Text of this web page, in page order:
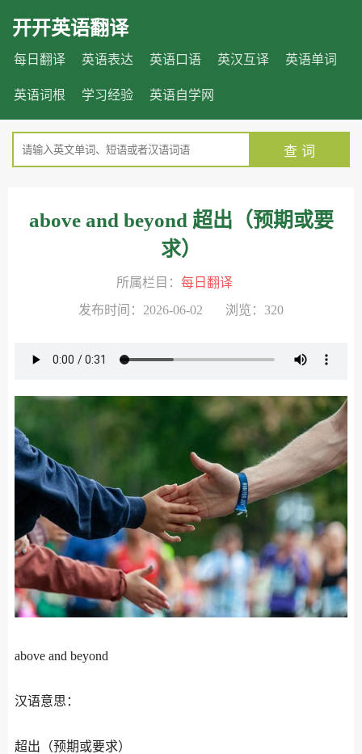
开开英语翻译
每日翻译 英语表达 英语口语 英汉互译 英语单词
英语词根 学习经验 英语自学网
查 词
above and beyond 超出（预期或要
求）
所属栏目： 每日翻译
发布时间：2026-06-02 浏览：320
above and beyond
汉语意思：
超出（预期或要求）